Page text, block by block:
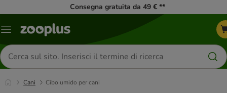
Consegna gratuita da 49 € **
Overview
Cerca
prodotti
Cani Cibo umido per cani